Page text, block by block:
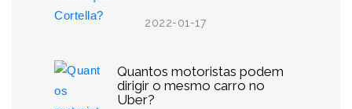
2022-01-17
Quantos motoristas podem
dirigir o mesmo carro no
Uber?